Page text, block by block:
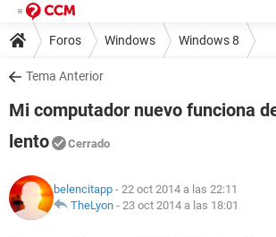
Foros Windows Windows 8
Tema Anterior
Mi computador nuevo funciona
lento
Cerrado
belencitapp - 22 oct 2014 a las 22:11
TheLyon - 23 oct 2014 a las 18:01